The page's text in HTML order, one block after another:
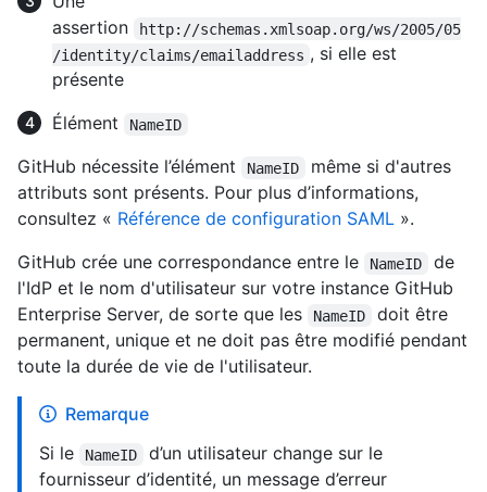
assertion
http://schemas.xmlsoap.org/ws/2005/05
/identity/claims/emailaddress , si elle est
présente
Élément
NameID
GitHub nécessite l’élément NameID
même si d'autres
attributs sont présents. Pour plus d’informations,
consultez « Référence de configuration SAML ».
GitHub crée une correspondance entre le
NameID
de
l'IdP et le nom d'utilisateur sur votre instance GitHub
Enterprise Server, de sorte que les
NameID
doit être
permanent, unique et ne doit pas être modifié pendant
toute la durée de vie de l'utilisateur.
Remarque
Si le
NameID
d’un utilisateur change sur le
fournisseur d’identité, un message d’erreur